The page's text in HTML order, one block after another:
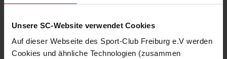
Unsere SC-Website verwendet Cookies
Auf dieser Webseite des Sport-Club Freiburg e.V werden
Cookies und ähnliche Technologien (zusammen
MEHR NEWS
FRAUEN & MÄDCHEN 07.08.2026